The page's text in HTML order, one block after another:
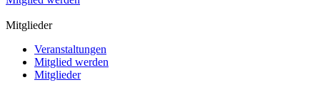
Mitglieder
Veranstaltungen
Mitglied werden
Mitglieder